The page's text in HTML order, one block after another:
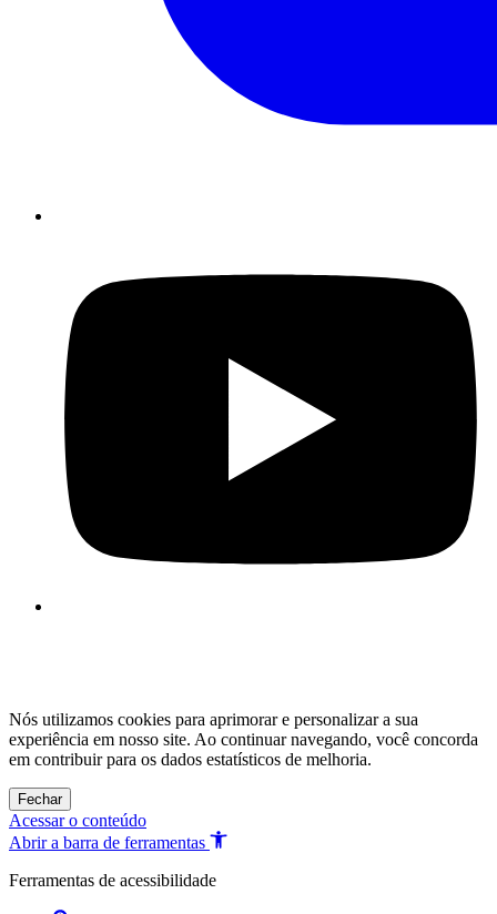
Nós utilizamos cookies para aprimorar e personalizar a sua
experiência em nosso site. Ao continuar navegando, você concorda
em contribuir para os dados estatísticos de melhoria.
Fechar
Acessar o conteúdo
Abrir a barra de ferramentas
Ferramentas de acessibilidade